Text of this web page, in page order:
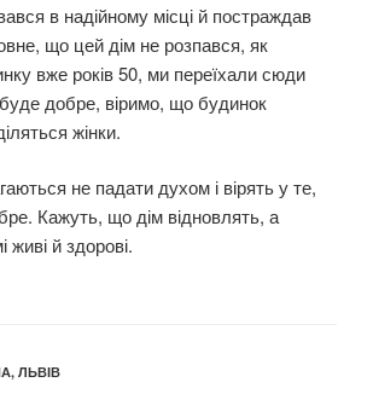
в надійному місці й постраждав
що цей дім не розпався, як
вже років 50, ми переїхали сюди
добре, віримо, що будинок
жінки.
не падати духом і вірять у те,
Кажуть, що дім відновлять, а
живі й здорові.
, ЛЬВІВ